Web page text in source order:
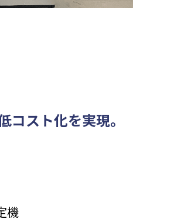
スト化を実現。
機